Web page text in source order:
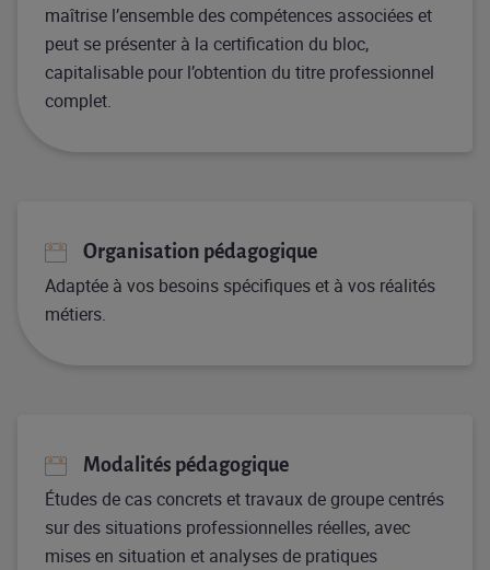
maîtrise l’ensemble des compétences associées et
peut se présenter à la certification du bloc,
capitalisable pour l’obtention du titre professionnel
complet.
Organisation pédagogique
Adaptée à vos besoins spécifiques et à vos réalités
métiers.
Modalités pédagogique
Études de cas concrets et travaux de groupe centrés
sur des situations professionnelles réelles, avec
mises en situation et analyses de pratiques